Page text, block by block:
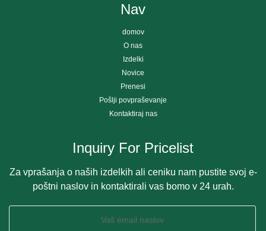
Nav
domov
O nas
Izdelki
Novice
Prenesi
Pošlji povpraševanje
Kontaktiraj nas
Inquiry For Pricelist
Za vprašanja o naših izdelkih ali ceniku nam pustite svoj e-
poštni naslov in kontaktirali vas bomo v 24 urah.